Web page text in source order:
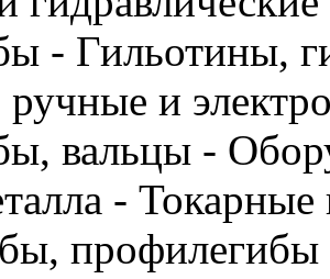
- Гильотины,
ручные и
вальцы -
-